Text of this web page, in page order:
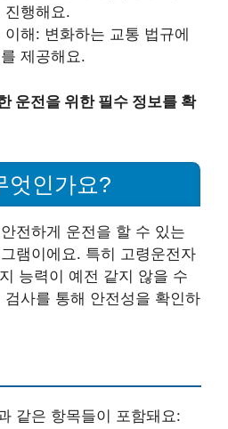
진행해요.
해: 변화하는 교통 법규에
제공해요.
운전을 위한 필수 정보를 확
엇인가요?
전하게 운전을 할 수 있는
램이에요. 특히 고령운전자
능력이 예전 같지 않을 수
사를 통해 안전성을 확인하
같은 항목들이 포함돼요: